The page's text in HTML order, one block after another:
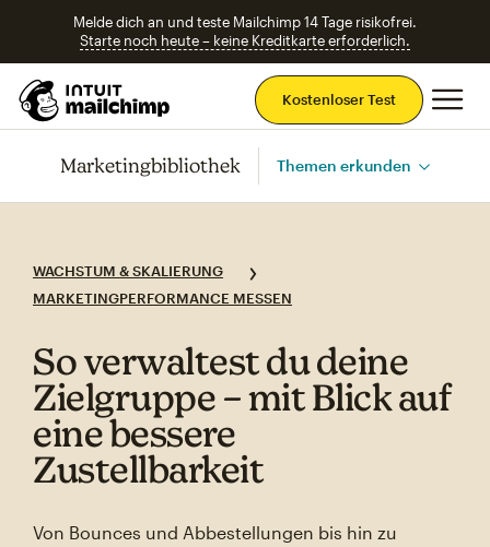
Melde dich an und teste Mailchimp 14 Tage risikofrei.
Starte noch heute – keine Kreditkarte erforderlich.
Kostenloser Test
Marketingbibliothek Themen erkunden
WACHSTUM & SKALIERUNG
MARKETINGPERFORMANCE MESSEN
So verwaltest du deine
Zielgruppe – mit Blick auf
eine bessere
Zustellbarkeit
Von Bounces und Abbestellungen bis hin zu